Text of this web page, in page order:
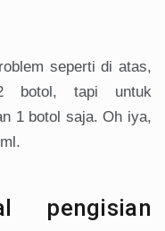
seperti di atas,
botol, tapi untuk
1 botol saja. Oh iya,
pengisian